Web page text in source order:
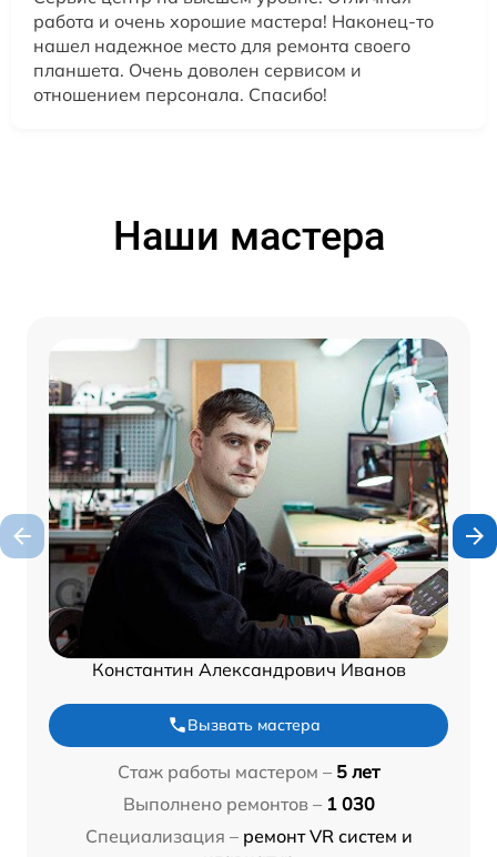
работа и очень хорошие мастера! Наконец-то
нашел надежное место для ремонта своего
планшета. Очень доволен сервисом и
отношением персонала. Спасибо!
Наши мастера
Константин Александрович Иванов
Вызвать мастера
Стаж работы мастером – 5 лет
Выполнено ремонтов – 1 030
Специализация – ремонт VR систем и